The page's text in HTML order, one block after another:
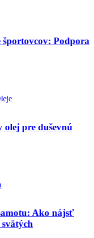
športovcov: Podpora
olej pre duševnú
Ako nájsť